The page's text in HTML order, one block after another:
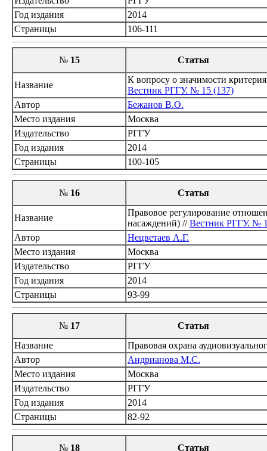
Год издания
2014
Страницы
106-111
№ 15 Статья
Название
К вопросу о значимости
Вестник РГГУ. № 15 (137)
Автор
Бежанов В.О.
Место издания
Москва
Издательство
РГГУ
Год издания
2014
Страницы
100-105
№ 16 Статья
Название
Правовое регулирование
насаждений) //Вестник РГГУ. №
Автор
Нецветаев А.Г.
Место издания
Москва
Издательство
РГГУ
Год издания
2014
Страницы
93-99
№ 17
Статья
Название
Правовая охрана
Автор
Андрианова М.С.
Место издания
Москва
Издательство
РГГУ
Год издания
2014
Страницы
82-92
№ 18 Статья